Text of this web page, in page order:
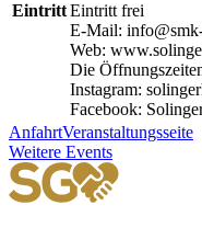
EintrittEintritt frei
E-Mail:
Web:
Die
Instagram:
Facebook:
AnfahrtVeranstaltungsseite
Weitere Events